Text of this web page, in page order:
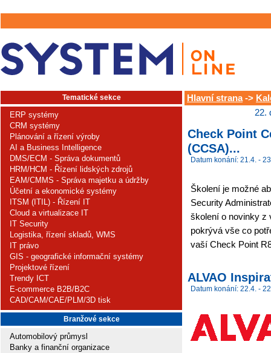
Tematické sekce
ERP systémy
CRM systémy
Plánování a řízení výroby
AI a Business Intelligence
DMS/ECM - Správa dokumentů
HRM/HCM - Řízení lidských zdrojů
EAM/CMMS - Správa majetku a údržby
Účetní a ekonomické systémy
ITSM (ITIL) - Řízení IT
Cloud a virtualizace IT
IT Security
Logistika, řízení skladů, WMS
IT právo
GIS - geografické informační systémy
Projektové řízení
Trendy ICT
E-commerce B2B/B2C
CAD/CAM/CAE/PLM/3D tisk
Branžové sekce
Automobilový průmysl
Banky a finanční organizace
Hlavní strana->
22.
Check Point
(CCSA)...
Datum konání: 21.4. -
Školení je možné
Security
školení o novinky z
pokrývá vše co
vaší Check Point
ALVAO
Datum konání: 22.4. -